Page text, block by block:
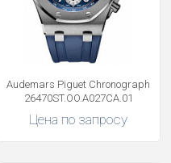
Audemars Piguet Chronograph
26470ST.OO.A027CA.01
Цена по запросу